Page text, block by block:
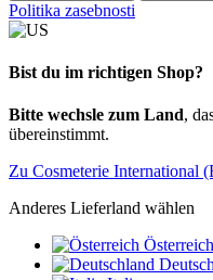
Politika zasebnosti
Bist du im richtigen Shop?
Bitte wechsle zum Land,
übereinstimmt.
Zu Cosmeterie International
Anderes Lieferland wählen
Österreich